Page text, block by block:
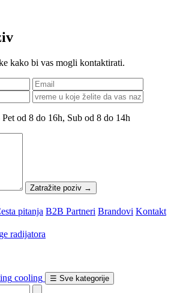
kako bi vas mogli kontaktirati.
Pet od 8 do 16h, Sub od 8 do 14h
Zatražite poziv →
pitanja B2B Partneri Brandovi Kontakt
radijatora
cooling ☰ Sve kategorije